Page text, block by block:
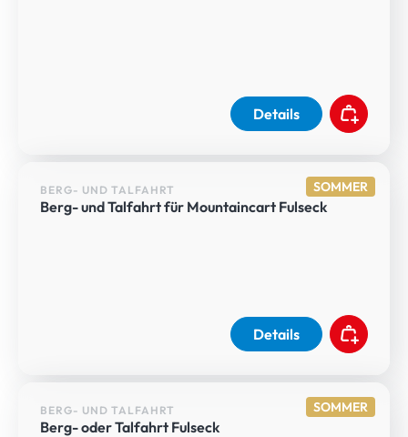
Details
SOMMER
BERG- UND TALFAHRT
Berg- und Talfahrt für Mountaincart Fulseck
Details
SOMMER
BERG- UND TALFAHRT
Berg- oder Talfahrt Fulseck